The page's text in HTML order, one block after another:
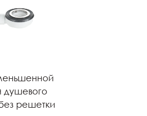
душевого
решетки